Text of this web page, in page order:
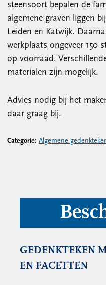
steensoort bepalen de
algemene graven liggen
Leiden en Katwijk.
werkplaats ongeveer 150
op voorraad.
materialen zijn mogelijk.
Advies nodig bij het
daar graag bij.
Categorie: Algemene
GEDENKTEKEN
EN FACETTEN